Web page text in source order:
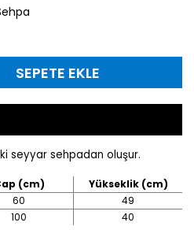
SEPETE EKLE
seyyar sehpadan oluşur.
(cm)
Yükseklik (cm)
60
49
100 40